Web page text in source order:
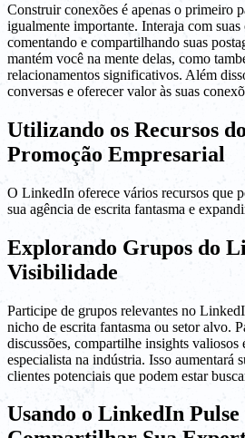
Construir conexões é apenas o primeiro
igualmente importante. Interaja com
comentando e compartilhando suas
mantém você na mente delas, como
relacionamentos significativos. Além
conversas e oferecer valor às suas
Utilizando os Recursos
Promoção Empresarial
O LinkedIn oferece vários recursos que
sua agência de escrita fantasma e
Explorando Grupos do
Visibilidade
Participe de grupos relevantes no
nicho de escrita fantasma ou setor alvo.
discussões, compartilhe insights valiosos
especialista na indústria. Isso aumentará
clientes potenciais que podem estar
Usando o LinkedIn